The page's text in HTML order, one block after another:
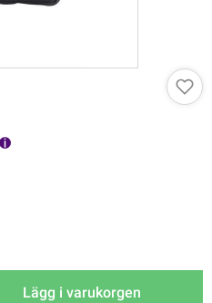
Lägg i varukorgen